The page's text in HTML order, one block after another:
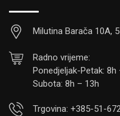
Milutina Barača 10A,
Radno vrijeme:
Ponedjeljak-Petak: 8h
Subota: 8h – 13h
Trgovina: +385-51-